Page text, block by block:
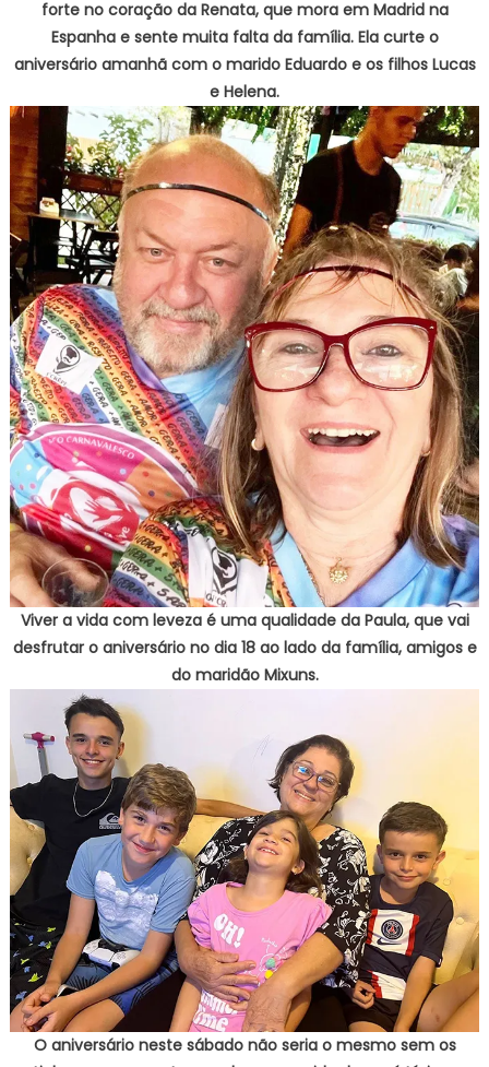
forte no coração da Renata, que mora em Madrid na
Espanha e sente muita falta da família. Ela curte o
aniversário amanhã com o marido Eduardo e os filhos Lucas
e Helena.
Viver a vida com leveza é uma qualidade da Paula, que vai
desfrutar o aniversário no dia 18 ao lado da família, amigos e
do maridão Mixuns.
O aniversário neste sábado não seria o mesmo sem os